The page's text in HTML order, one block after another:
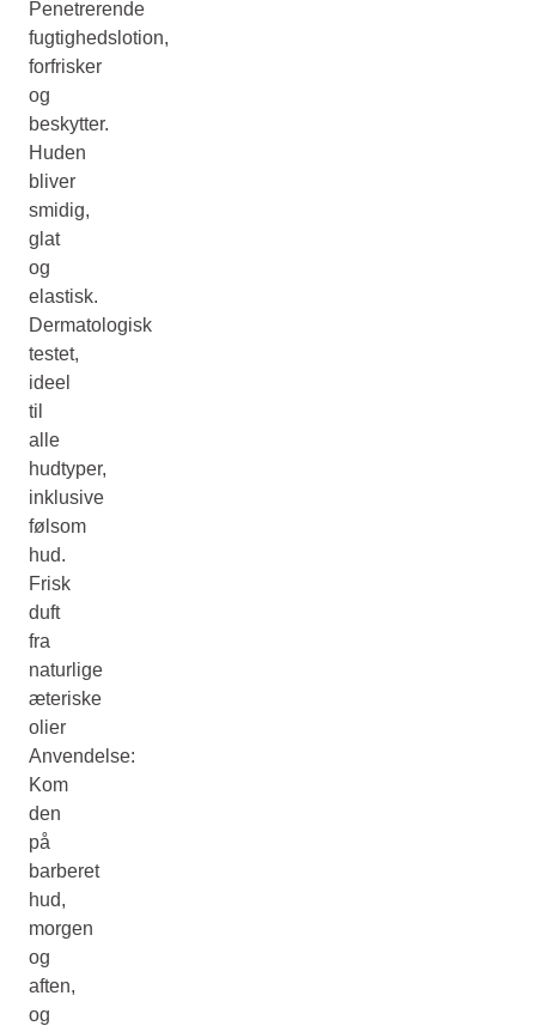
Penetrerende
fugtighedslotion,
forfrisker
og
beskytter.
Huden
bliver
smidig,
glat
og
elastisk.
Dermatologisk
testet,
ideel
til
alle
hudtyper,
inklusive
følsom
hud.
Frisk
duft
fra
naturlige
æteriske
olier
Anvendelse:
Kom
den
på
barberet
hud,
morgen
og
aften,
og